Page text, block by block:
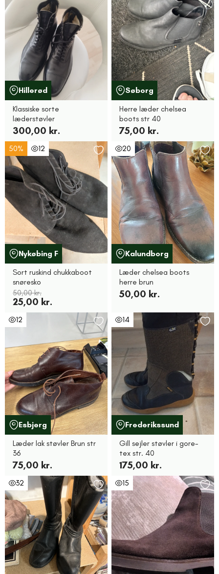
Hillerød
Klassiske sorte
læderstøvler
300,00 kr.
Søborg
Herre læder chelsea
boots str 40
75,00 kr.
50% 12
Nykøbing F
Sort ruskind chukkaboot
snøresko
50,00 kr.
25,00 kr.
20
Kalundborg
Læder chelsea boots
herre brun
50,00 kr.
12
Esbjerg
Læder lak støvler Brun str
36
75,00 kr.
14
Frederikssund
Gill sejler støvler i gore-
tex str. 40
175,00 kr.
32 15